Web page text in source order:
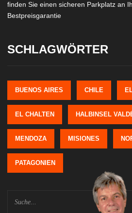
finden Sie einen sicheren Parkplatz an
Bestpreisgarantie
SCHLAGWÖRTER
BUENOS AIRES CHILE
EL CHALTEN HALBINSEL
MENDOZA MISIONES
PATAGONIEN